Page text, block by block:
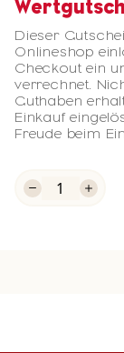
Dieser
Onlineshop
Checkout ein
verrechnet.
Guthaben
Einkauf
Freude beim